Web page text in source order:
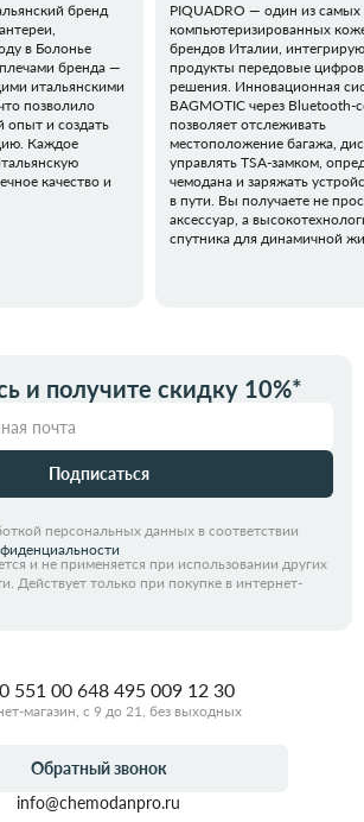
бренд
в Болонье
бренда —
итальянскими
позволило
опыт и создать
Каждое
качество и
PIQUADRO — один из самых
компьютеризированных
брендов Италии,
продукты передовые
решения. Инновационная
BAGMOTIC через Bluetooth-
позволяет отслеживать
местоположение багажа,
управлять TSA-замком,
чемодана и заряжать
в пути. Вы получаете не
аксессуар, а
спутника для динамичной
и получите скидку 10%*
Подписаться
персональных данных в соответствии
и не применяется при использовании других
Действует только при покупке в интернет-
551 00 648 495 009 12 30
магазин, с 9 до 21, без выходных
Обратный звонок
info@chemodanpro.ru